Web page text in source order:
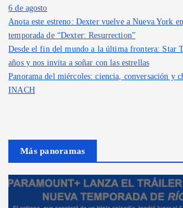
6 de agosto
Anota este estreno: Dexter vuelve a Nueva York
temporada de “Dexter: Resurrection”
Desde el fin del mundo a la última frontera: Star
años y nos invita a soñar con las estrellas
Panorama del miércoles: ciencia, conversación y
INACH
Más panoramas